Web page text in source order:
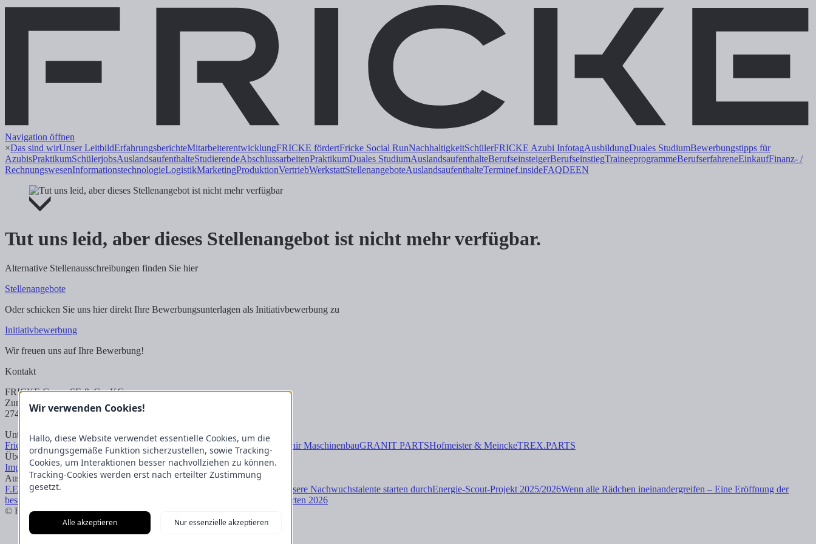
Navigation öffnen
×Das sind wirUnser LeitbildErfahrungsberichteMitarbeiterentwicklungFRICKE fördertFricke Social RunNachhaltigkeitSchülerFRICKE Azubi InfotagAusbildungDuales StudiumBewerbungstipps für
AzubisPraktikumSchülerjobsAuslandsaufenthalteStudierendeAbschlussarbeitenPraktikumDuales StudiumAuslandsaufenthalteBerufseinsteigerBerufseinstiegTraineeprogrammeBerufserfahreneEinkaufFinanz- /
RechnungswesenInformationstechnologieLogistikMarketingProduktionVertriebWerkstattStellenangeboteAuslandsaufenthalteTerminef.insideFAQDEEN
Tut uns leid, aber dieses Stellenangebot ist nicht mehr verfügbar.
Alternative Stellenausschreibungen finden Sie hier
Stellenangebote
Oder schicken Sie uns hier direkt Ihre Bewerbungsunterlagen als Initiativbewerbung zu
Initiativbewerbung
Wir freuen uns auf Ihre Bewerbung!
Kontakt
FRICKE Group SE & Co. KG
Zum Kreuzkamp 7
27404 Heeslingen
Unternehmensbereiche
Fricke Holding
Fricke Landmaschinen Fricke Nutzfahrzeuge Gartenland Saphir MaschinenbauGRANIT PARTSHofmeister & MeinckeTREX.PARTS
Übersicht
ImpressumDatenschutzerklärungKontakt
Aus unserem Blog
F.Explore – Programmieren für Nicht-Programmierer
Zukunft gesichert: Unsere Nachwuchstalente starten durchEnergie-Scout-Projekt 2025/2026Wenn alle Rädchen ineinandergreifen – Eine Eröffnung der
besonderen Art
Ein Kapitel endet, ein neues beginnt: Die Bachelor-Graduierten 2026
© FRICKE Group SE & Co. KGImpressum
Wir verwenden Cookies!
Hallo, diese Website verwendet essentielle Cookies, um die
ordnungsgemäße Funktion sicherzustellen, sowie Tracking-
Cookies, um Interaktionen besser nachvollziehen zu können.
Tracking-Cookies werden erst nach erteilter Zustimmung
gesetzt.
Alle akzeptieren Nur essenzielle akzeptieren